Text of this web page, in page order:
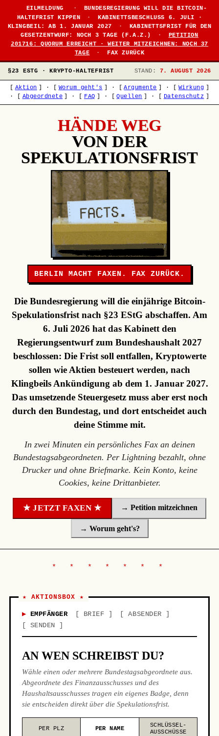
EILMELDUNG ·
BUNDESREGIERUNG WILL DIE BITCOIN-
HALTEFRIST KIPPEN
·
KABINETTSBESCHLUSS 6. JULI ·
KLINGBEIL: AB 1. JANUAR 2027
·
KABINETTSFRIST FÜR DEN
GESETZENTWURF: NOCH 3 TAGE (F.A.Z.)
·
PETITION
201716: QUORUM ERREICHT · WEITER MITZEICHNEN: NOCH 37
TAGE
· FAX ZURÜCK
§23 ESTG · KRYPTO-HALTEFRIST STAND: 7. AUGUST 2026
Aktion · Worum geht's · Argumente · Wirkung
·
Abgeordnete · FAQ · Quellen · Datenschutz
HÄNDE WEG
VON DER
SPEKULATIONSFRIST
BERLIN MACHT FAXEN. FAX ZURÜCK.
Die Bundesregierung will die einjährige Bitcoin-
Spekulationsfrist nach §23 EStG abschaffen. Am
6. Juli 2026 hat das Kabinett den
Regierungsentwurf zum Bundeshaushalt 2027
beschlossen: Die Frist soll entfallen, Kryptowerte
sollen wie Aktien besteuert werden, nach
Klingbeils Ankündigung ab dem 1. Januar 2027.
Das umsetzende Steuergesetz muss aber erst noch
durch den Bundestag, und dort entscheidet auch
deine Stimme mit.
In zwei Minuten ein persönliches Fax an deinen
Bundestagsabgeordneten. Per Lightning bezahlt, ohne
Drucker und ohne Briefmarke. Kein Konto, keine
Cookies, keine Drittanbieter.
★ JETZT FAXEN ★ → Petition mitzeichnen
→ Worum geht's?
★ AKTIONSBOX ★
EMPFÄNGER BRIEF
ABSENDER
SENDEN
AN WEN SCHREIBST DU?
Wähle einen oder mehrere Bundestagsabgeordnete aus.
Abgeordnete des Finanzausschusses und des
Haushaltsausschusses tragen ein eigenes Badge, denn
sie entscheiden direkt über die Spekulationsfrist.
PER PLZ PER NAME
SCHLÜSSEL-
AUSSCHÜSSE